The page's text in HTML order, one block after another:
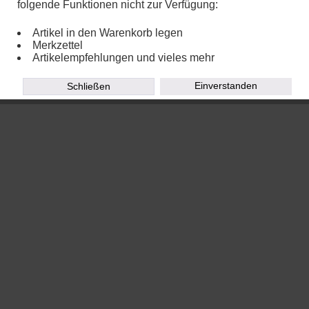
folgende Funktionen nicht zur Verfügung:
Artikel in den Warenkorb legen
Merkzettel
Artikelempfehlungen und vieles mehr
Einverstanden
Schließen